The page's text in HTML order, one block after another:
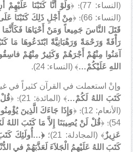
(النساء: 77)؛ ﴿
وَلَوْ أَنَّا كَتَبْنَا
(النساء: 66)؛ ﴿
مِنْ أَجْلِ ذَلِكَ كَتَبْنَا
قَتَلَ النَّاسَ جَمِيعاً وَمَنْ أَحْيَاهَا
رَأْفَةً وَرَحْمَةً وَرَهْبَانِيَّةً ابْتَدَعُوهَا مَا
آمَنُوا مِنْهُمْ أَجْرَهُمْ وَكَثِيرٌ مِنْهُمْ
اللهِ عَلَيْكُمْ…﴾ (النساء: 24).
وإنْ استعملت في القرآن كثيراً في
كَتَبَ اللهُ لَكُمْ…﴾ (المائدة: 21)؛ ﴿
(الأنعام: 12)؛ ﴿
وَإِذَا جَاءَكَ الَّذِينَ
54)؛ ﴿
قُلْ لَنْ يُصِيبَنَا إِلاَّ مَا كَتَبَ اللهُ
عَزِيزٌ﴾ (المجادلة: 21)؛ ﴿…أُولَئِكَ
كَتَبَ اللهُ عَلَيْهِمُ الْجَلاَءَ لَعَذَّبَهُمْ في